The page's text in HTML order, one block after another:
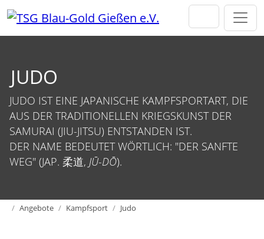
Direkt zur Hauptnavigation springen
Direkt zum Inhalt springen
JUDO
JUDO IST EINE JAPANISCHE KAMPFSPORTART, DIE
AUS DER TRADITIONELLEN KRIEGSKUNST DER
SAMURAI (JIU-JITSU) ENTSTANDEN IST.
DER NAME BEDEUTET WÖRTLICH: "DER SANFTE
WEG" (JAP. 柔道, JŪ-DŌ).
HomeAngebote Kampfsport Judo